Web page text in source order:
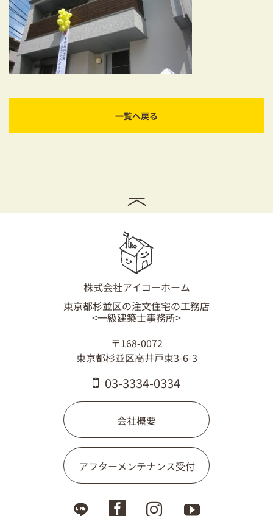
リフォーム・リノベーションをお考えの方
必見！土地からお探しの方へ
資金計画についてのご相談
ショールーム
お知らせ
03-3334-0334
一覧へ戻る
株式会社アイコーホーム
東京都杉並区の注文住宅の工務店
<一級建築士事務所>
〒168-0072
東京都杉並区高井戸東3-6-3
03-3334-0334
会社概要
アフターメンテナンス受付